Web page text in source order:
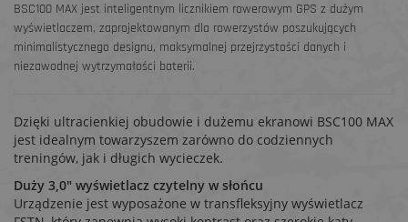
BSC100 MAX jest inteligentnym licznikiem rowerowym GPS z dużym
wyświetlaczem, zaprojektowanym dla rowerzystów poszukujących
minimalistycznego designu, maksymalnej przejrzystości danych i
niezawodnej wytrzymałości baterii.
Dzięki ultracienkiej obudowie i dużemu ekranowi BSC100 MAX
jest idealnym towarzyszem zarówno do codziennych
treningów, jak i długich wycieczek.
Duży 3,0" wyświetlacz czytelny w słońcu
Urządzenie jest wyposażone w transfleksyjny wyświetlacz